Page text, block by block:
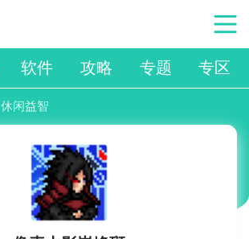
软件 攻略 专题 专区
休闲益智